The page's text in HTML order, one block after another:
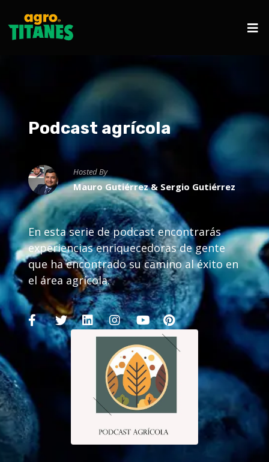
Podcast agrícola
Hosted By
Mauro Gutiérrez & Sergio Gutiérrez
En esta serie de podcast encontrarás
experiencias enriquecedoras de gente
que ha encontrado su camino al éxito en
el área agrícola.